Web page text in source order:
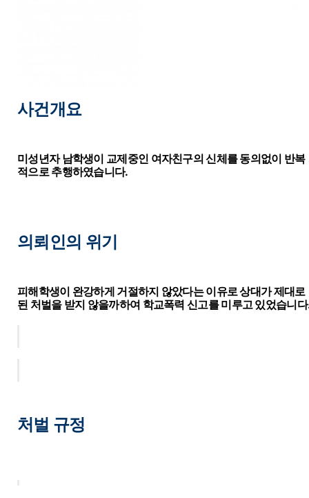
사건개요
미성년자 남학생이 교제중인 여자친구의 신체를 동의없이 반복
적으로 추행하였습니다.
의뢰인의 위기
피해학생이 완강하게 거절하지 않았다는 이유로 상대가 제대로
된 처벌을 받지 않을까하여 학교폭력 신고를 미루고 있었습니
처벌 규정